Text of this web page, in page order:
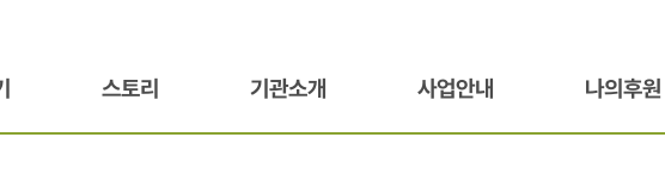
스토리 기관소개 사업안내 나의후원